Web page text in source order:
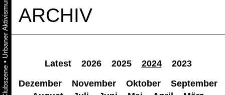
•
ARCHIV
Latest 2026 2025 2024
2023
Dezember
November Oktober
September